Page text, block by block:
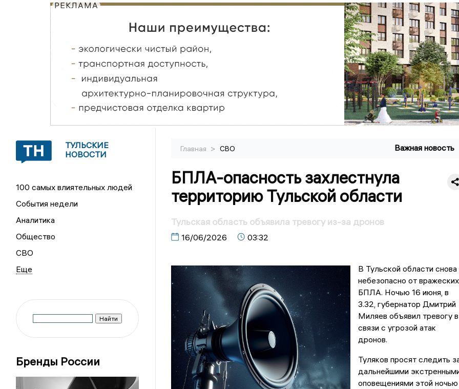
РЕКЛАМА
ТУЛЬСКИЕ
НОВОСТИ
100 самых влиятельных людей
События недели
Аналитика
Общество
СВО
Бренды России
Главная > СВО Важная новость
БПЛА-опасность захлестнула
территорию Тульской области
Тульская область объявила тревогу из-за дронов
16/06/2026 03:32
В Тульской области снова
небезопасно от вражеских
БПЛА. Ночью 16 июня, в
3.32, губернатор Дмитрий
Миляев объявил тревогу в
связи с угрозой атак
дронов.
Туляков просят следить
дальнейшими
оповещениями этой ночью